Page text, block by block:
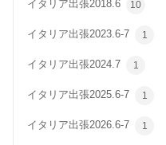
イタリア出張2018.6 10
イタリア出張2023.6-7 1
イタリア出張2024.7 1
イタリア出張2025.6-7 1
イタリア出張2026.6-7 1